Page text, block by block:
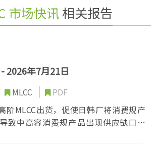
市场快讯相关报告
2026年7月21日
MLCC
PDF
阶MLCC出货，促使日韩厂将消费规产
致中高容消费规产品出现供应缺口，
仍压抑消费电子旺季动能，整体呈现